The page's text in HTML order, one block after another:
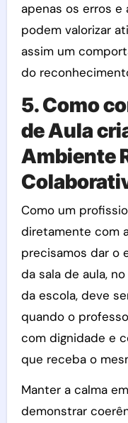
apenas os erros e
podem valorizar
assim um
do
5. Como
de Aula
Ambiente
Como um
diretamente com
precisamos dar o
da sala de aula,
da escola, deve
quando o
com dignidade e
que receba o
Manter a calma
demonstrar